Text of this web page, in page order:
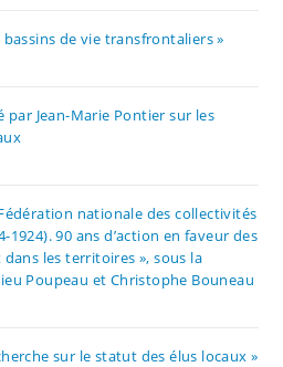
bassins de vie transfrontaliers »
par Jean-Marie Pontier sur les
nationale des collectivités
1924). 90 ans d’action en faveur des
les territoires », sous la
Poupeau et Christophe Bouneau
sur le statut des élus locaux »